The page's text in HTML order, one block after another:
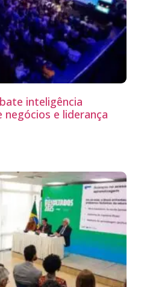
inteligência
e liderança